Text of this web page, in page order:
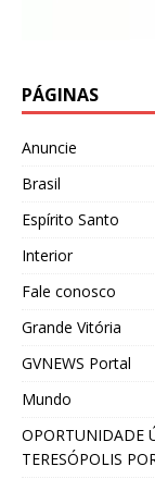
PÁGINAS
Anuncie
Brasil
Espírito Santo
Interior
Fale conosco
Grande Vitória
GVNEWS Portal
Mundo
OPORTUNIDADE
TERESÓPOLIS